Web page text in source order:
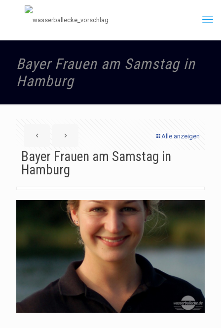
Bayer Frauen am Samstag in
Hamburg
Alle anzeigen
Bayer Frauen am Samstag in
Hamburg